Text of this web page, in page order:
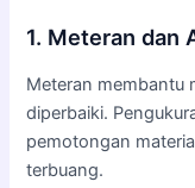
1. Meteran dan
Meteran membantu
diperbaiki.
pemotongan
terbuang.